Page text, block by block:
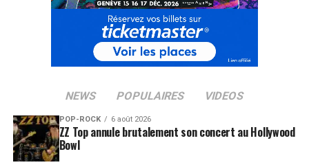
NEWS POPULAIRES VIDEOS
POP-ROCK 6 août 2026
ZZ Top annule brutalement son concert au Hollywood
Bowl